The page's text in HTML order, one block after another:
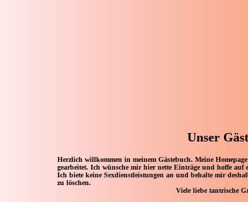
Unser
Herzlich willkommen in meinem Gästebuch. Meine
gearbeitet. Ich wünsche mir hier nette Einträge und hoffe auf
Ich biete keine Sexdienstleistungen an und behalte mir
zu löschen.
Viele liebe tantrische